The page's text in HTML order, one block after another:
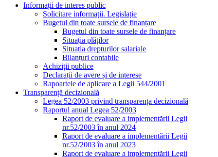
Informații de interes public
Solicitare informații. Legislație
Bugetul din toate sursele de finanțare
Bugetul din toate sursele de finanțare
Situația plăților
Situația drepturilor salariale
Bilanțuri contabile
Achiziții publice
Declarații de avere și de interese
Rapoartele de aplicare a Legii 544/2001
Transparență decizională
Legea 52/2003 privind transparența decizională
Raportul anual Legea 52/2003
Raport de evaluare a implementării Legii
nr.52/2003 în anul 2024
Raport de evaluare a implementării Legii
nr.52/2003 în anul 2023
Raport de evaluare a implementării Legii